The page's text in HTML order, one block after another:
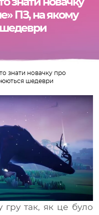
ПЗ, на якому
знати новачку про
шедеври
гру так, як це було